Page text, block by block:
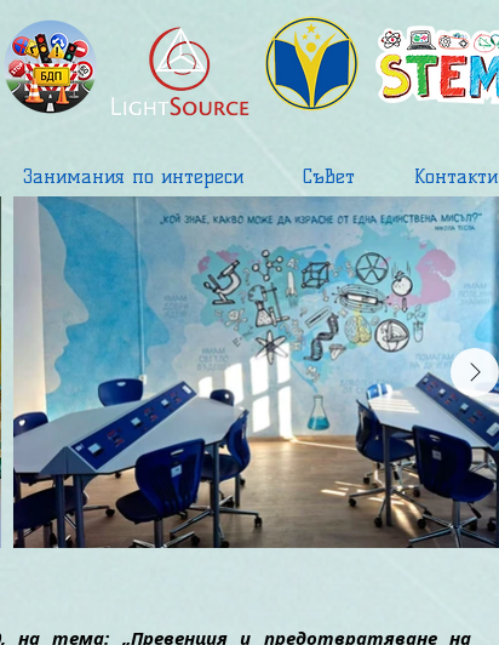
Занимания по интереси Съвет Контакти
на тема: „Превенция и предотвратяване на